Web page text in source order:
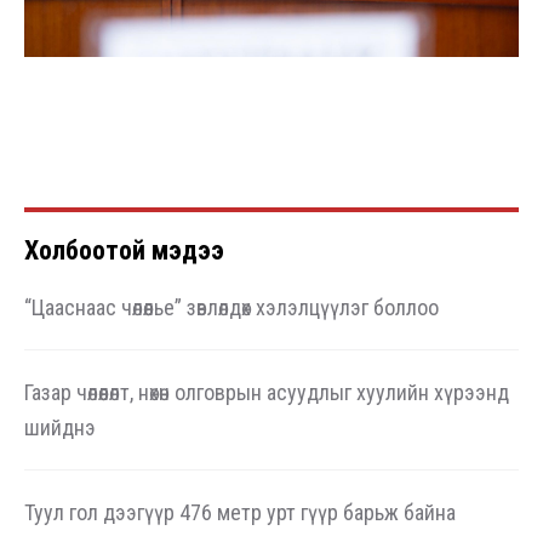
Холбоотой мэдээ
“Цааснаас чөлөөлье” зөвлөлдөх хэлэлцүүлэг боллоо
Газар чөлөөлөлт, нөхөн олговрын асуудлыг хуулийн хүрээнд
шийднэ
Туул гол дээгүүр 476 метр урт гүүр барьж байна